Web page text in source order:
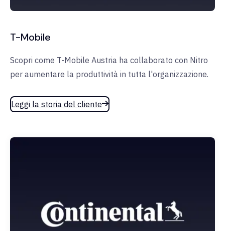
T-Mobile
Scopri come T-Mobile Austria ha collaborato con Nitro
per aumentare la produttività in tutta l'organizzazione.
Leggi la storia del cliente